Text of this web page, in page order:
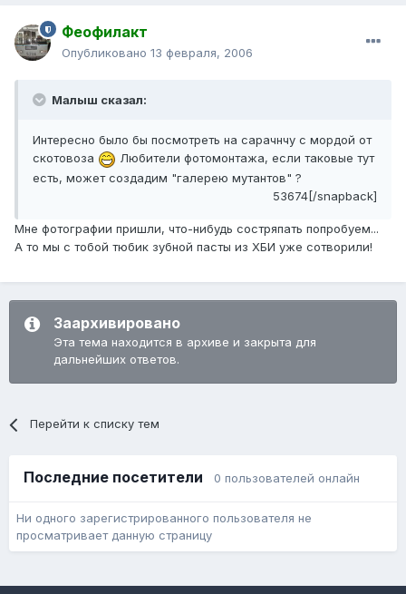
Феофилакт
Опубликовано 13 февраля, 2006
Малыш сказал:
Интересно было бы посмотреть на сарачнчу с мордой от
скотовоза
Любители фотомонтажа, если таковые тут
есть, может создадим "галерею мутантов" ?
53674[/snapback]
Мне фотографии пришли, что-нибудь состряпать попробуем...
А то мы с тобой тюбик зубной пасты из ХБИ уже сотворили!
Заархивировано
Эта тема находится в архиве и закрыта для
дальнейших ответов.
Перейти к списку тем
Последние посетители 0 пользователей онлайн
Ни одного зарегистрированного пользователя не
просматривает данную страницу